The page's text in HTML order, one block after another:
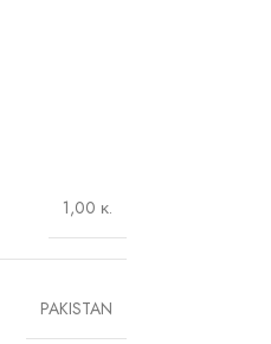
1,00 κ.
PAKISTAN